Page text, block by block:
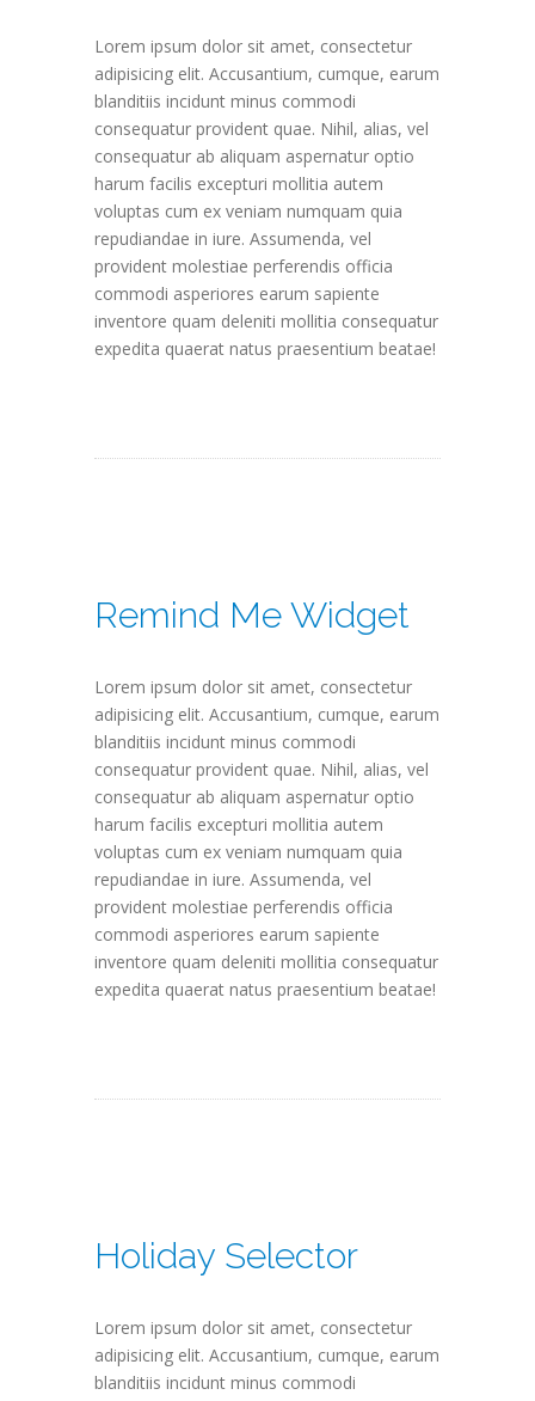
Lorem ipsum dolor sit amet, consectetur
adipisicing elit. Accusantium, cumque, earum
blanditiis incidunt minus commodi
consequatur provident quae. Nihil, alias, vel
consequatur ab aliquam aspernatur optio
harum facilis excepturi mollitia autem
voluptas cum ex veniam numquam quia
repudiandae in iure. Assumenda, vel
provident molestiae perferendis officia
commodi asperiores earum sapiente
inventore quam deleniti mollitia consequatur
expedita quaerat natus praesentium beatae!
Remind Me Widget
Lorem ipsum dolor sit amet, consectetur
adipisicing elit. Accusantium, cumque, earum
blanditiis incidunt minus commodi
consequatur provident quae. Nihil, alias, vel
consequatur ab aliquam aspernatur optio
harum facilis excepturi mollitia autem
voluptas cum ex veniam numquam quia
repudiandae in iure. Assumenda, vel
provident molestiae perferendis officia
commodi asperiores earum sapiente
inventore quam deleniti mollitia consequatur
expedita quaerat natus praesentium beatae!
Holiday Selector
Lorem ipsum dolor sit amet, consectetur
adipisicing elit. Accusantium, cumque, earum
blanditiis incidunt minus commodi